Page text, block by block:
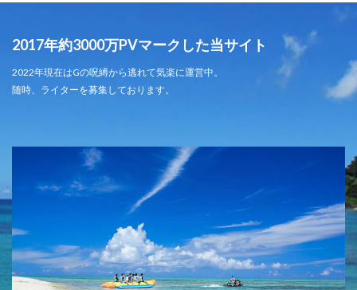
2017年約3000万PVマークした当サイト
2022年現在はGの呪縛から逃れて気楽に運営中。
随時、ライターを募集しております。